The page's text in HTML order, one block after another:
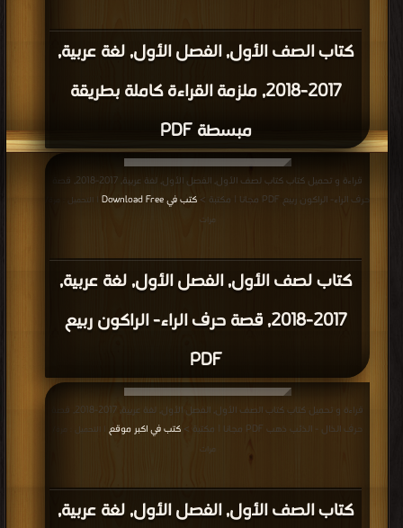
كتاب الصف الأول, الفصل الأول, لغة عربية,
2017-2018, ملزمة القراءة كاملة بطريقة
مبسطة PDF
كتاب لصف الأول, الفصل الأول, لغة عربية,
2017-2018, قصة حرف الراء- الراكون ربيع
PDF
قراءة و تحميل كتاب كتاب لصف الأول, الفصل الأول, لغة عربية, 2017-2018, قصة
حرف الراء- الراكون ربيع PDF مجانا | مكتبة >
كتب في Download Free
| التحميل : مرة/
مرات
كتاب الصف الأول, الفصل الأول, لغة عربية,
قراءة و تحميل كتاب كتاب الصف الأول, الفصل الأول, لغة عربية, 2017-2018, قصة
حرف الذال - الذئب ذهب PDF مجانا | مكتبة >
كتب في اكبر موقع
| التحميل : مرة/
مرات